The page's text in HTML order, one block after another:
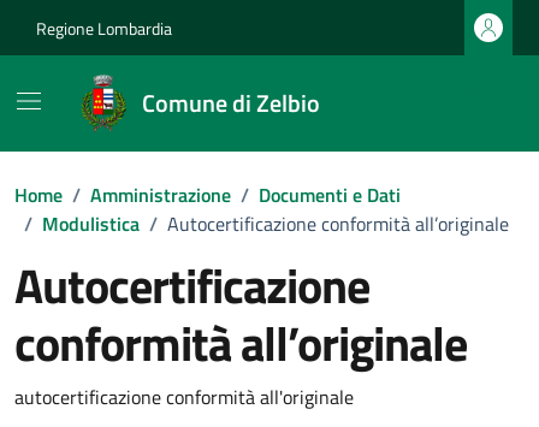
Regione Lombardia
Comune di Zelbio
Home / Amministrazione / Documenti e Dati
/ Modulistica / Autocertificazione conformità all’originale
Autocertificazione
conformità all’originale
Dettagli del documento
autocertificazione conformità all'originale